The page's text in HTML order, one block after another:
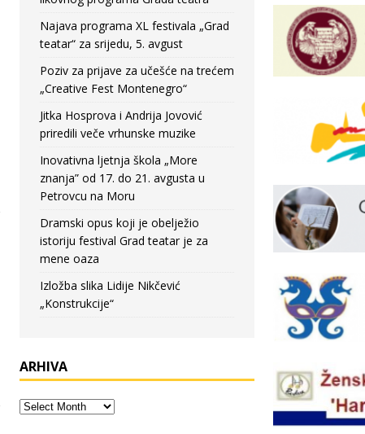
Najava programa XL festivala „Grad
teatar“ za srijedu, 5. avgust
Poziv za prijave za učešće na trećem
„Creative Fest Montenegro“
Jitka Hosprova i Andrija Jovović
priredili veče vrhunske muzike
Inovativna ljetnja škola „More
znanja” od 17. do 21. avgusta u
Petrovcu na Moru
Dramski opus koji je obelježio
istoriju festival Grad teatar je za
mene oaza
Izložba slika Lidije Nikčević
„Konstrukcije“
ARHIVA